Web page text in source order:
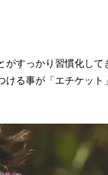
すっかり習慣化して
る事が「エチケット